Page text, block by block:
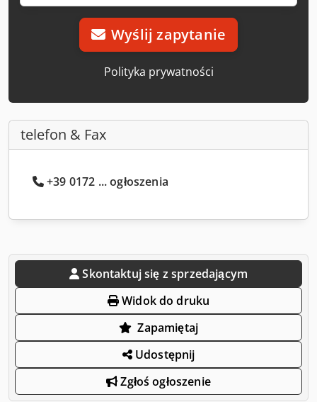
Wyślij zapytanie
Polityka prywatności
telefon & Fax
+39 0172 ... ogłoszenia
Skontaktuj się z sprzedającym
Widok do druku
Zapamiętaj
Udostępnij
Zgłoś ogłoszenie